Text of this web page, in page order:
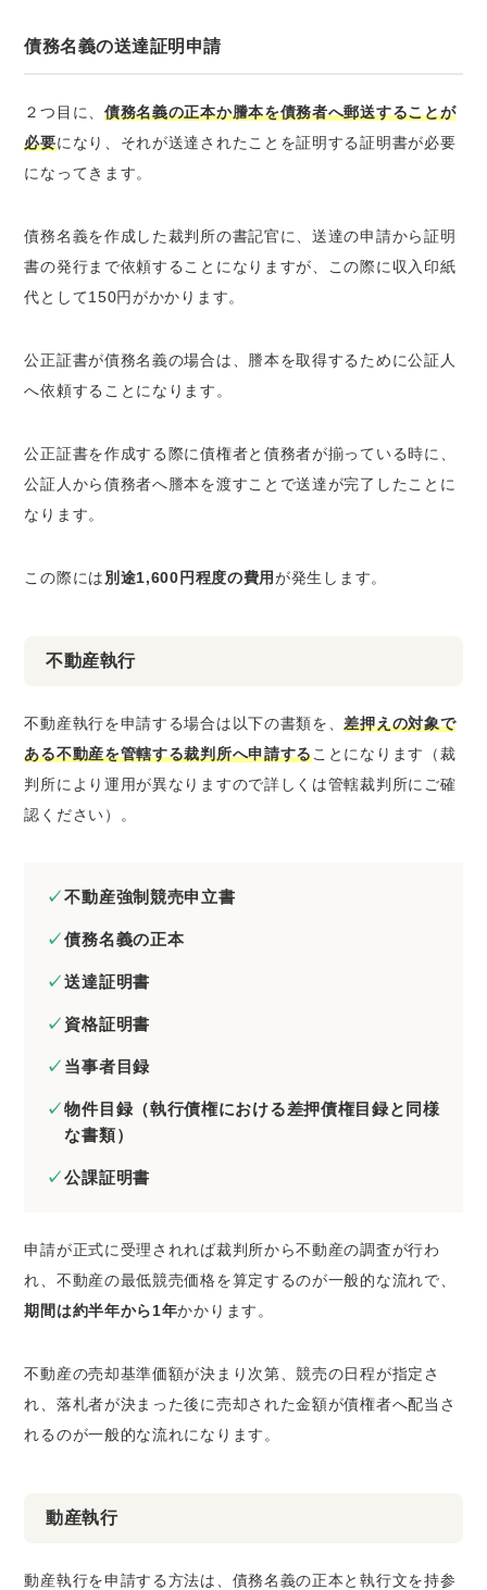
債務名義の送達証明申請
２つ目に、 債務名義の正本か謄本を債務者へ郵送することが
必要になり、それが送達されたことを証明する証明書が必要
になってきます。
債務名義を作成した裁判所の書記官に、送達の申請から証明
書の発行まで依頼することになりますが、この際に収入印紙
代として150円がかかります。
公正証書が債務名義の場合は、謄本を取得するために公証人
へ依頼することになります。
公正証書を作成する際に債権者と債務者が揃っている時に、
公証人から債務者へ謄本を渡すことで送達が完了したことに
なります。
この際には別途1,600円程度の費用が発生します。
不動産執行
不動産執行を申請する場合は以下の書類を、差押えの対象で
ある不動産を管轄する裁判所へ申請することになります（裁
判所により運用が異なりますので詳しくは管轄裁判所にご確
認ください）。
不動産強制競売申立書
債務名義の正本
送達証明書
資格証明書
当事者目録
物件目録（執行債権における差押債権目録と同様
な書類）
公課証明書
申請が正式に受理されれば裁判所から不動産の調査が行わ
れ、不動産の最低競売価格を算定するのが一般的な流れで、
期間は約半年から1年かかります。
不動産の売却基準価額が決まり次第、競売の日程が指定さ
れ、落札者が決まった後に売却された金額が債権者へ配当さ
れるのが一般的な流れになります。
動産執行
動産執行を申請する方法は、債務名義の正本と執行文を持参